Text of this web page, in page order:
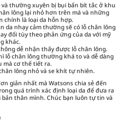
thường xuyên bị bụi bẩn bít tắc ở khu
lông lại nhỏ hơn trên má và những
chính là loại da hỗn hợp.
da nhạy cảm thường sẽ có lỗ chân lông
đổi tùy theo phản ứng của da với mỹ
khác.
dễ nhận thấy được lỗ chân lông.
lỗ chân lông thường khá to và dễ dàng
mà cơ thể tiết ra.
lông nhỏ và se khít tự nhiên.
giản nhất mà Watsons chia sẻ đến
quá trình xác định loại da để đưa ra
thân mình. Chúc bạn luôn tự tin và